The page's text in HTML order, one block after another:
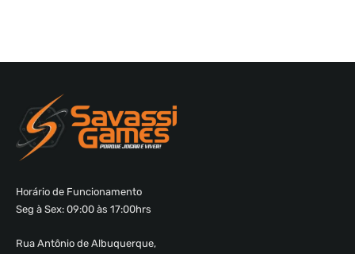
Horário de Funcionamento
Seg à Sex: 09:00 às 17:00hrs
Rua Antônio de Albuquerque,